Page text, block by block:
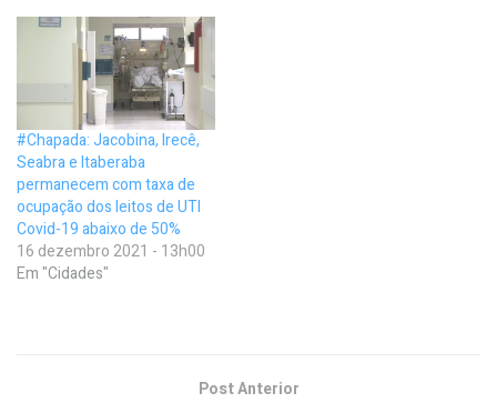
#Chapada: Jacobina, Irecê,
Seabra e Itaberaba
permanecem com taxa de
ocupação dos leitos de UTI
Covid-19 abaixo de 50%
16 dezembro 2021 - 13h00
Em "Cidades"
Post Anterior